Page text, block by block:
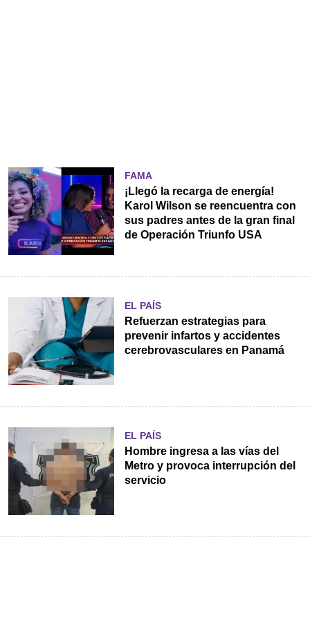
FAMA
¡Llegó la recarga de energía!
Karol Wilson se reencuentra con
sus padres antes de la gran final
de Operación Triunfo USA
EL PAÍS
Refuerzan estrategias para
prevenir infartos y accidentes
cerebrovasculares en Panamá
EL PAÍS
Hombre ingresa a las vías del
Metro y provoca interrupción del
servicio